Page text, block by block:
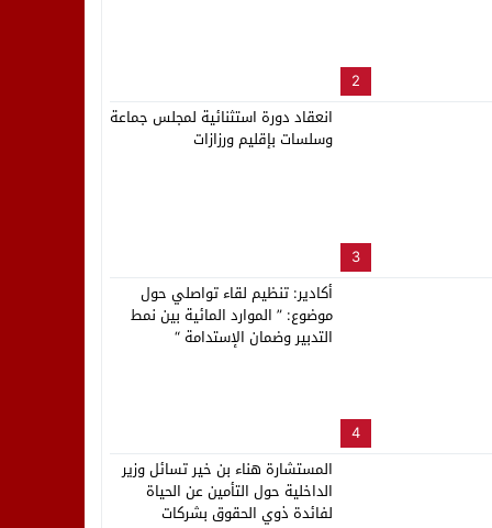
2
3
انعقاد دورة استثنائية لمجلس جماعة
وسلسات بإقليم ورزازات
4
أكادير: تنظيم لقاء تواصلي حول
موضوع: ” الموارد المائية بين نمط
التدبير وضمان الإستدامة “
المستشارة هناء بن خير تسائل وزير
الداخلية حول التأمين عن الحياة
لفائدة ذوي الحقوق بشركات